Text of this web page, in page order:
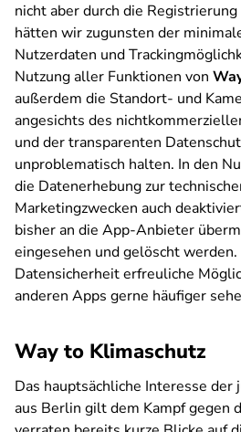
nicht aber durch die
hätten wir zugunsten der
Nutzerdaten und
Nutzung aller Funktionen von
außerdem die Standort- und
angesichts des
und der transparenten
unproblematisch halten. In den
die Datenerhebung zur
Marketingzwecken auch
bisher an die App-Anbieter
eingesehen und gelöscht
Datensicherheit erfreuliche
anderen Apps gerne häufiger
Way to Klimaschutz
Das hauptsächliche Interesse
aus Berlin gilt dem Kampf gegen